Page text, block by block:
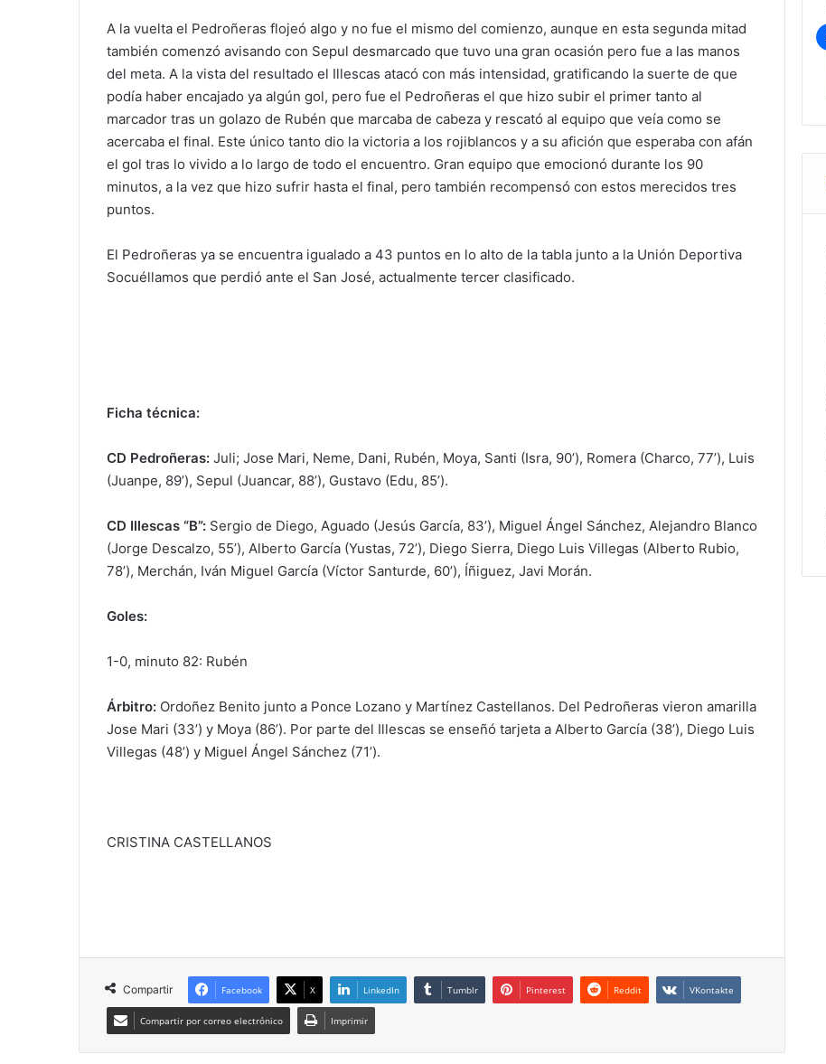
A la vuelta el Pedroñeras flojeó algo y no fue el mismo del comienzo, aunque en esta segunda mitad
también comenzó avisando con Sepul desmarcado que tuvo una gran ocasión pero fue a las manos
del meta. A la vista del resultado el Illescas atacó con más intensidad, gratificando la suerte de que
podía haber encajado ya algún gol, pero fue el Pedroñeras el que hizo subir el primer tanto al
marcador tras un golazo de Rubén que marcaba de cabeza y rescató al equipo que veía como se
acercaba el final. Este único tanto dio la victoria a los rojiblancos y a su afición que esperaba con afán
el gol tras lo vivido a lo largo de todo el encuentro. Gran equipo que emocionó durante los 90
minutos, a la vez que hizo sufrir hasta el final, pero también recompensó con estos merecidos tres
puntos.
El Pedroñeras ya se encuentra igualado a 43 puntos en lo alto de la tabla junto a la Unión Deportiva
Socuéllamos que perdió ante el San José, actualmente tercer clasificado.
Ficha técnica:
CD Pedroñeras: Juli; Jose Mari, Neme, Dani, Rubén, Moya, Santi (Isra, 90’), Romera (Charco, 77’), Luis
(Juanpe, 89’), Sepul (Juancar, 88’), Gustavo (Edu, 85’).
CD Illescas “B”: Sergio de Diego, Aguado (Jesús García, 83’), Miguel Ángel Sánchez, Alejandro Blanco
(Jorge Descalzo, 55’), Alberto García (Yustas, 72’), Diego Sierra, Diego Luis Villegas (Alberto Rubio,
78’), Merchán, Iván Miguel García (Víctor Santurde, 60’), Íñiguez, Javi Morán.
Goles:
1-0, minuto 82: Rubén
Árbitro: Ordoñez Benito junto a Ponce Lozano y Martínez Castellanos. Del Pedroñeras vieron amarilla
Jose Mari (33’) y Moya (86’). Por parte del Illescas se enseñó tarjeta a Alberto García (38’), Diego Luis
Villegas (48’) y Miguel Ángel Sánchez (71’).
CRISTINA CASTELLANOS
Compartir Facebook X LinkedIn Tumblr Pinterest Reddit VKontakte
Compartir por correo electrónico Imprimir